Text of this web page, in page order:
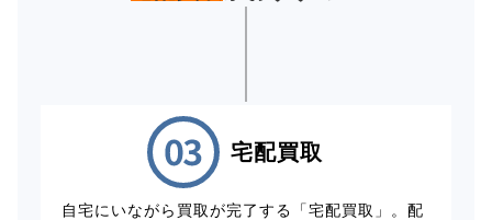
宅配買取
自宅にいながら買取が完了する「宅配買取」。配